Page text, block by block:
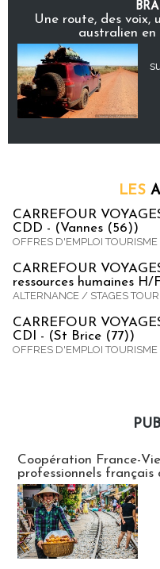
Une route, des voix,
australien en
LES
CARREFOUR
CDD - (Vannes (56))
OFFRES D'EMPLOI TOURISME
CARREFOUR
ressources humaines
ALTERNANCE / STAGES
CARREFOUR
CDI - (St Brice (77))
OFFRES D'EMPLOI TOURISME
Coopération France-
professionnels français